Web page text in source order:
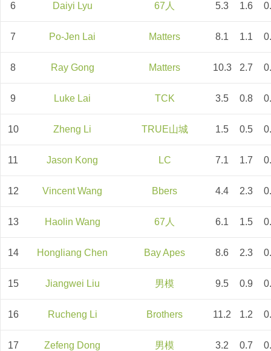
6 Daiyi Lyu 67人 5.3 1.6
7 Po-Jen Lai Matters 8.1 1.1
8 Ray Gong Matters 10.3 2.7
9 Luke Lai TCK 3.5 0.8
10 Zheng Li TRUE山城 1.5 0.5
11 Jason Kong LC 7.1 1.7
12 Vincent Wang Bbers 4.4 2.3
13 Haolin Wang 67人 6.1 1.5
14 Hongliang Chen Bay Apes 8.6 2.3
15 Jiangwei Liu 男模 9.5 0.9
16 Rucheng Li Brothers 11.2 1.2
17 Zefeng Dong 男模 3.2 0.7